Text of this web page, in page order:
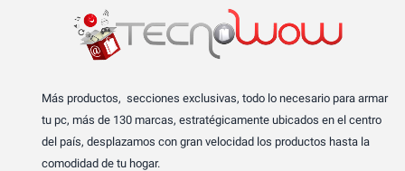
Más productos, secciones exclusivas, todo lo necesario para armar
tu pc, más de 130 marcas, estratégicamente ubicados en el centro
del país, desplazamos con gran velocidad los productos hasta la
comodidad de tu hogar.